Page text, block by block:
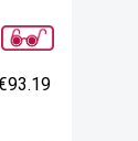
93.19